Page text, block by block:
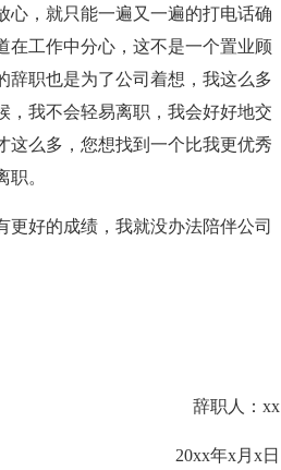
心，就只能一遍又一遍的打电话确
在工作中分心，这不是一个置业顾
辞职也是为了公司着想，我这么多
，我不会轻易离职，我会好好地交
这么多，您想找到一个比我更优秀
。
好的成绩，我就没办法陪伴公司
辞职人：xx
20xx年x月x日